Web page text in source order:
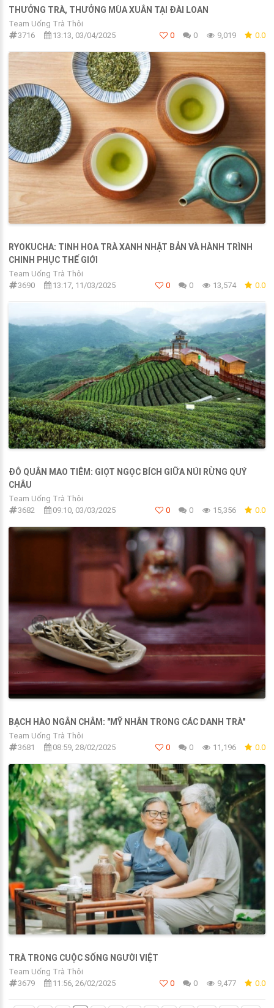
THƯỞNG TRÀ, THƯỞNG MÙA XUÂN TẠI ĐÀI LOAN
Team Uống Trà Thôi
3716
13:13, 03/04/2025 0 0 9,019 0.0
RYOKUCHA: TINH HOA TRÀ XANH NHẬT BẢN VÀ HÀNH TRÌNH
CHINH PHỤC THẾ GIỚI
Team Uống Trà Thôi
3690
13:17, 11/03/2025 0 0 13,574 0.0
ĐÔ QUÂN MAO TIÊM: GIỌT NGỌC BÍCH GIỮA NÚI RỪNG QUÝ
CHÂU
Team Uống Trà Thôi
3682
09:10, 03/03/2025 0 0 15,356 0.0
BẠCH HÀO NGÂN CHÂM: "MỸ NHÂN TRONG CÁC DANH TRÀ"
Team Uống Trà Thôi
3681
08:59, 28/02/2025 0 0 11,196 0.0
TRÀ TRONG CUỘC SỐNG NGƯỜI VIỆT
Team Uống Trà Thôi
3679
11:56, 26/02/2025 0 0 9,477 0.0